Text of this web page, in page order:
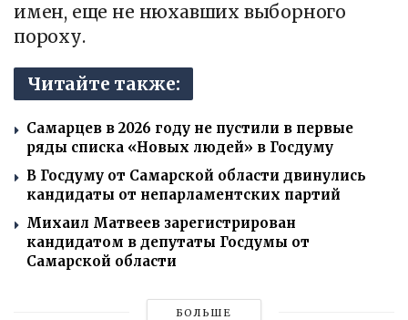
имен, еще не нюхавших выборного
пороху.
Читайте также:
Самарцев в 2026 году не пустили в первые
ряды списка «Новых людей» в Госдуму
В Госдуму от Самарской области двинулись
кандидаты от непарламентских партий
Михаил Матвеев зарегистрирован
кандидатом в депутаты Госдумы от
Самарской области
БОЛЬШЕ